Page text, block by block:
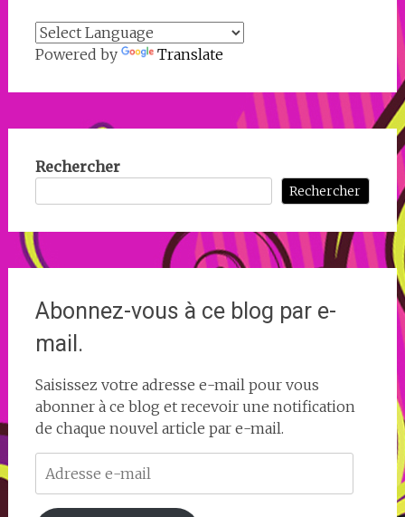
Powered by Translate
Rechercher
Rechercher
Abonnez-vous à ce blog par e-
mail.
Saisissez votre adresse e-mail pour vous
abonner à ce blog et recevoir une notification
de chaque nouvel article par e-mail.
Adresse
e-
mail